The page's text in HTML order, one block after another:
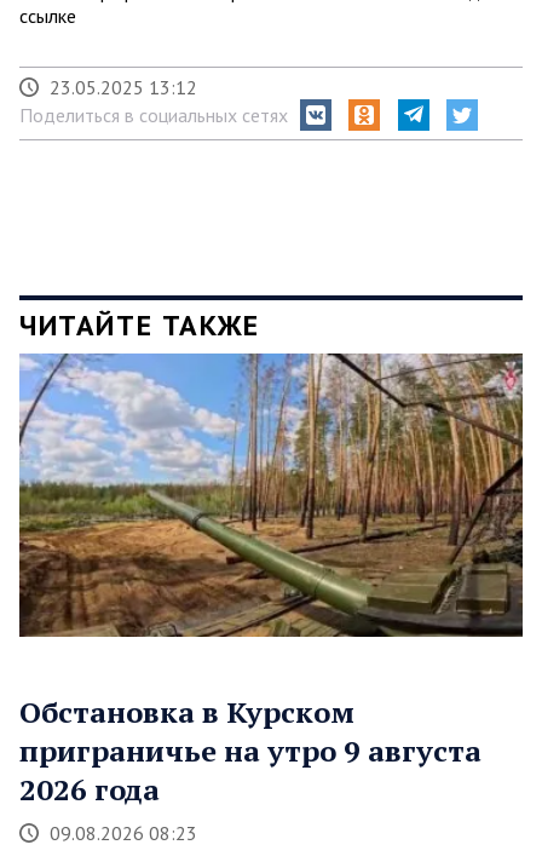
ссылке
23.05.2025 13:12
Поделиться в социальных сетях
ЧИТАЙТЕ ТАКЖЕ
Обстановка в Курском
приграничье на утро 9 августа
2026 года
09.08.2026 08:23